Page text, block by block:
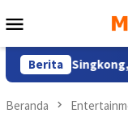
ke
Mobile
Berita
Singkong,
Beranda